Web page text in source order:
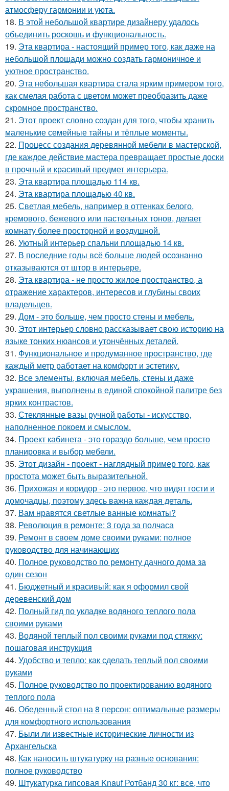
атмосферу гармонии и уюта.
18. В этой небольшой квартире дизайнеру удалось
объединить роскошь и функциональность.
19. Эта квартира - настоящий пример того, как даже на
небольшой площади можно создать гармоничное и
уютное пространство.
20. Эта небольшая квартира стала ярким примером того,
как смелая работа с цветом может преобразить даже
скромное пространство.
21. Этот проект словно создан для того, чтобы хранить
маленькие семейные тайны и тёплые моменты.
22. Процесс создания деревянной мебели в мастерской,
где каждое действие мастера превращает простые доски
в прочный и красивый предмет интерьера.
23. Эта квартира площадью 114 кв.
24. Эта квартира площадью 40 кв.
25. Светлая мебель, например в оттенках белого,
кремового, бежевого или пастельных тонов, делает
комнату более просторной и воздушной.
26. Уютный интерьер спальни площадью 14 кв.
27. В последние годы всё больше людей осознанно
отказываются от штор в интерьере.
28. Эта квартира - не просто жилое пространство, а
отражение характеров, интересов и глубины своих
владельцев.
29. Дом - это больше, чем просто стены и мебель.
30. Этот интерьер словно рассказывает свою историю на
языке тонких нюансов и утончённых деталей.
31. Функциональное и продуманное пространство, где
каждый метр работает на комфорт и эстетику.
32. Все элементы, включая мебель, стены и даже
украшения, выполнены в единой спокойной палитре без
ярких контрастов.
33. Стеклянные вазы ручной работы - искусство,
наполненное покоем и смыслом.
34. Проект кабинета - это гораздо больше, чем просто
планировка и выбор мебели.
35. Этот дизайн - проект - наглядный пример того, как
простота может быть выразительной.
36. Прихожая и коридор - это первое, что видят гости и
домочадцы, поэтому здесь важна каждая деталь.
37. Вам нравятся светлые ванные комнаты?
38. Революция в ремонте: 3 года за полчаса
39. Ремонт в своем доме своими руками: полное
руководство для начинающих
40. Полное руководство по ремонту дачного дома за
один сезон
41. Бюджетный и красивый: как я оформил свой
деревенский дом
42. Полный гид по укладке водяного теплого пола
своими руками
43. Водяной теплый пол своими руками под стяжку:
пошаговая инструкция
44. Удобство и тепло: как сделать теплый пол своими
руками
45. Полное руководство по проектированию водяного
теплого пола
46. Обеденный стол на 8 персон: оптимальные размеры
для комфортного использования
47. Были ли известные исторические личности из
Архангельска
48. Как наносить штукатурку на разные основания:
полное руководство
49. Штукатурка гипсовая Knauf Ротбанд 30 кг: все, что